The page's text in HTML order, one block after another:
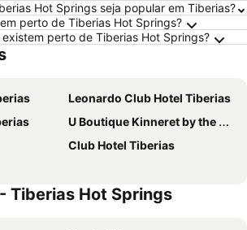
Hot Springs seja popular em Tiberias?
perto de Tiberias Hot Springs?
perto de Tiberias Hot Springs?
Leonardo Club Hotel Tiberias
U Boutique Kinneret by the Sea of Galilee
Club Hotel Tiberias
Tiberias Hot Springs